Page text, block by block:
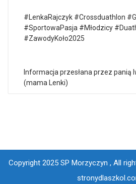
#LenkaRajczyk #Crossduathlon
#SportowaPasja #Młodzicy
#ZawodyKoło2025
Informacja przesłana przez panią
(mama Lenki)
Copyright 2025 SP Morzyczyn , All